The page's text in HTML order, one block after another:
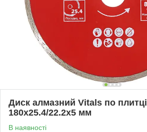
Диск алмазний Vitals по плитці
180х25.4/22.2х5 мм
В наявності